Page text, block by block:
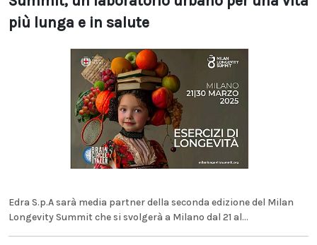
più lunga e in salute
Edra S.p.A sarà media partner della seconda edizione del Milan
Longevity Summit che si svolgerà a Milano dal 21 al...